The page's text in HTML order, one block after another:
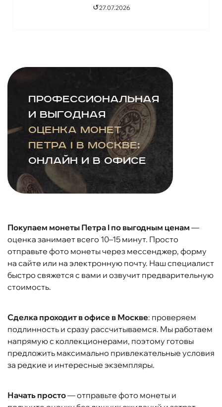
↺27.07.2026
Профессиональная
и выгодная
оценка монет
Петра I в Москве:
онлайн и в офисе
Покупаем монеты Петра I по выгодным ценам —
оценка занимает всего 10–15 минут. Просто
отправьте фото монеты через мессенджер, форму
на сайте или на электронную почту. Наш специалист
быстро свяжется с вами и озвучит предварительную
стоимость.
Сделка проходит в офисе в Москве: проверяем
подлинность и сразу рассчитываемся. Мы работаем
напрямую с коллекционерами, поэтому готовы
предложить максимально привлекательные условия
за редкие и интересные экземпляры.
Начать просто— отправьте фото монеты и